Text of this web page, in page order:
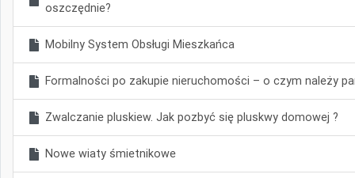
oszczędnie?
Mobilny System Obsługi Mieszkańca
Formalności po zakupie nieruchomości – o czym należy
Zwalczanie pluskiew. Jak pozbyć się pluskwy domowej ?
Nowe wiaty śmietnikowe